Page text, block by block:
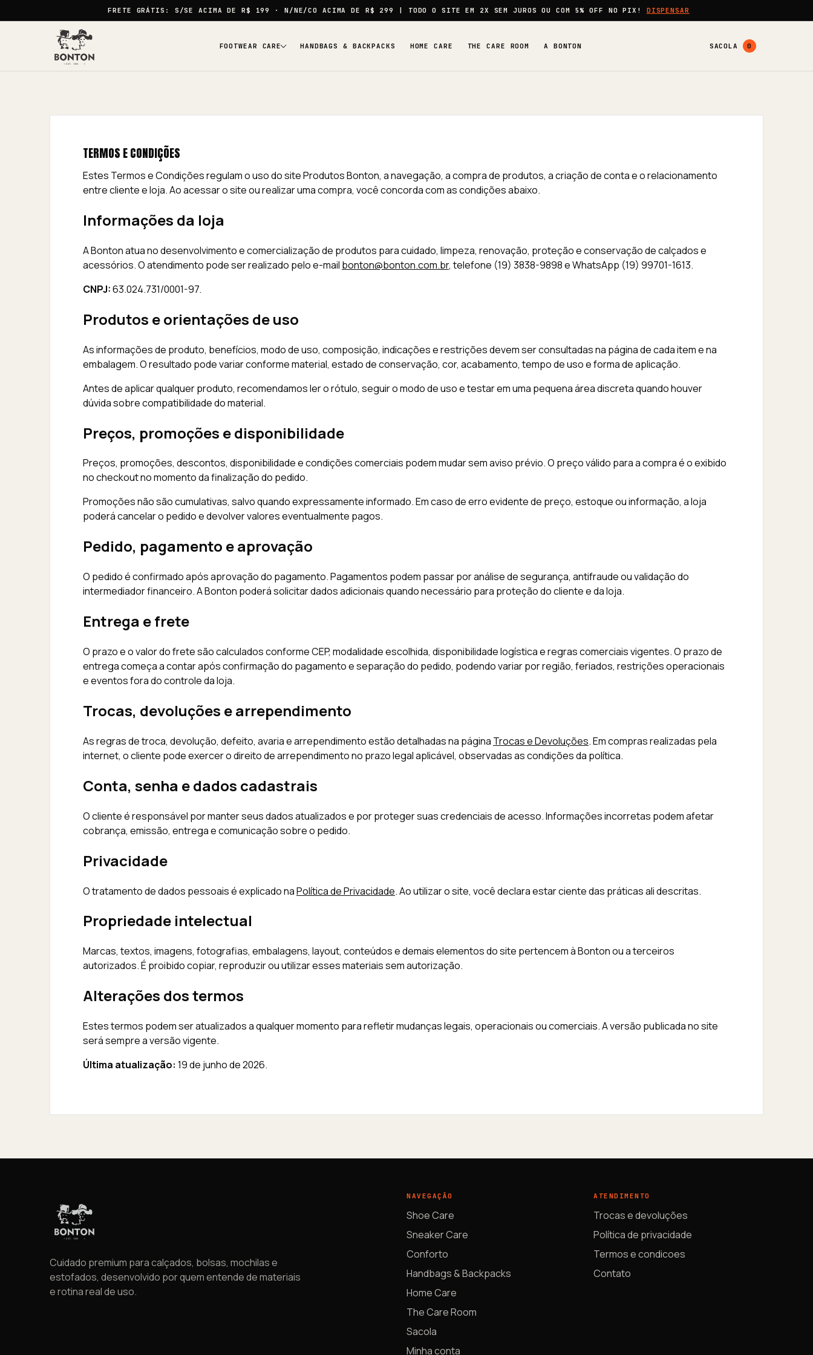
FRETE GRÁTIS: S/SE ACIMA DE R$ 199 · N/NE/CO ACIMA DE R$ 299 | TODO O SITE EM 2X SEM JUROS OU COM 5% OFF NO PIX! DISPENSAR
FOOTWEAR CARE HANDBAGS & BACKPACKS HOME CARE THE CARE ROOM A BONTON SACOLA 0
TERMOS E CONDIÇÕES
Estes Termos e Condições regulam o uso do site Produtos Bonton, a navegação, a compra de produtos, a criação de conta e o relacionamento
entre cliente e loja. Ao acessar o site ou realizar uma compra, você concorda com as condições abaixo.
Informações da loja
A Bonton atua no desenvolvimento e comercialização de produtos para cuidado, limpeza, renovação, proteção e conservação de calçados e
acessórios. O atendimento pode ser realizado pelo e-mail bonton@bonton.com.br, telefone (19) 3838-9898 e WhatsApp (19) 99701-1613.
CNPJ:63.024.731/0001-97.
Produtos e orientações de uso
As informações de produto, benefícios, modo de uso, composição, indicações e restrições devem ser consultadas na página de cada item e na
embalagem. O resultado pode variar conforme material, estado de conservação, cor, acabamento, tempo de uso e forma de aplicação.
Antes de aplicar qualquer produto, recomendamos ler o rótulo, seguir o modo de uso e testar em uma pequena área discreta quando houver
dúvida sobre compatibilidade do material.
Preços, promoções e disponibilidade
Preços, promoções, descontos, disponibilidade e condições comerciais podem mudar sem aviso prévio. O preço válido para a compra é o exibido
no checkout no momento da finalização do pedido.
Promoções não são cumulativas, salvo quando expressamente informado. Em caso de erro evidente de preço, estoque ou informação, a loja
poderá cancelar o pedido e devolver valores eventualmente pagos.
Pedido, pagamento e aprovação
O pedido é confirmado após aprovação do pagamento. Pagamentos podem passar por análise de segurança, antifraude ou validação do
intermediador financeiro. A Bonton poderá solicitar dados adicionais quando necessário para proteção do cliente e da loja.
Entrega e frete
O prazo e o valor do frete são calculados conforme CEP, modalidade escolhida, disponibilidade logística e regras comerciais vigentes. O prazo de
entrega começa a contar após confirmação do pagamento e separação do pedido, podendo variar por região, feriados, restrições operacionais
e eventos fora do controle da loja.
Trocas, devoluções e arrependimento
As regras de troca, devolução, defeito, avaria e arrependimento estão detalhadas na página Trocas e Devoluções. Em compras realizadas pela
internet, o cliente pode exercer o direito de arrependimento no prazo legal aplicável, observadas as condições da política.
Conta, senha e dados cadastrais
O cliente é responsável por manter seus dados atualizados e por proteger suas credenciais de acesso. Informações incorretas podem afetar
cobrança, emissão, entrega e comunicação sobre o pedido.
Privacidade
O tratamento de dados pessoais é explicado naPolítica de Privacidade. Ao utilizar o site, você declara estar ciente das práticas ali descritas.
Propriedade intelectual
Marcas, textos, imagens, fotografias, embalagens, layout, conteúdos e demais elementos do site pertencem à Bonton ou a terceiros
autorizados. É proibido copiar, reproduzir ou utilizar esses materiais sem autorização.
Alterações dos termos
Estes termos podem ser atualizados a qualquer momento para refletir mudanças legais, operacionais ou comerciais. A versão publicada no site
será sempre a versão vigente.
Última atualização: 19 de junho de 2026.
Cuidado premium para calçados, bolsas, mochilas e
estofados, desenvolvido por quem entende de materiais
e rotina real de uso.
NAVEGAÇÃO
Shoe Care
Sneaker Care
Conforto
Handbags & Backpacks
Home Care
The Care Room
Sacola
Minha conta
ATENDIMENTO
Trocas e devoluções
Política de privacidade
Termos e condicoes
Contato